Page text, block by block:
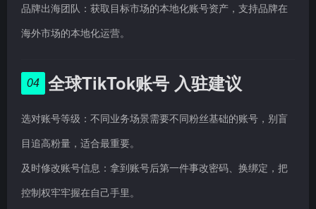
品牌出海团队：获取目标市场的本地化账号资产，支持品牌在
海外市场的本地化运营。
04 全球TikTok账号 入驻建议
选对账号等级：不同业务场景需要不同粉丝基础的账号，别盲
目追高粉量，适合最重要。
及时修改账号信息：拿到账号后第一件事改密码、换绑定，把
控制权牢牢握在自己手里。